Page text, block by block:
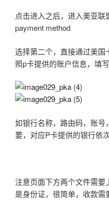
点击进入之后，进入美亚
payment method
选择第二个，直接通过美
照p卡提供的账户信息，填
如银行名称，路由码，账
要，对应P卡提供的银行依
注意页面下方两个文件需
是身份证，很简单，收款